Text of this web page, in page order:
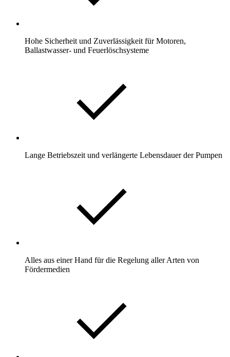
Hohe Sicherheit und Zuverlässigkeit für Motoren,
Ballastwasser- und Feuerlöschsysteme
Lange Betriebszeit und verlängerte Lebensdauer der Pumpen
Alles aus einer Hand für die Regelung aller Arten von
Fördermedien